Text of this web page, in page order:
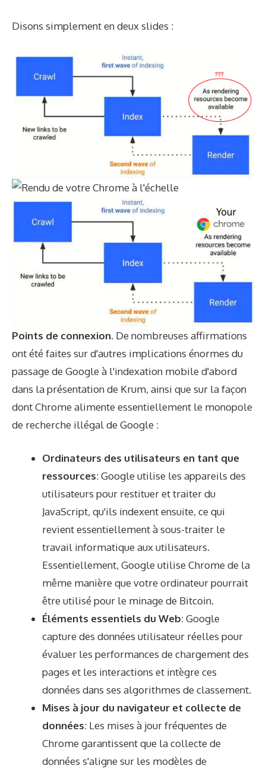
Disons simplement en deux slides :
Points de connexion. De nombreuses affirmations
ont été faites sur d'autres implications énormes du
passage de Google à l'indexation mobile d'abord
dans la présentation de Krum, ainsi que sur la façon
dont Chrome alimente essentiellement le monopole
de recherche illégal de Google :
Ordinateurs des utilisateurs en tant que
ressources: Google utilise les appareils des
utilisateurs pour restituer et traiter du
JavaScript, qu'ils indexent ensuite, ce qui
revient essentiellement à sous-traiter le
travail informatique aux utilisateurs.
Essentiellement, Google utilise Chrome de la
même manière que votre ordinateur pourrait
être utilisé pour le minage de Bitcoin.
Éléments essentiels du Web: Google
capture des données utilisateur réelles pour
évaluer les performances de chargement des
pages et les interactions et intègre ces
données dans ses algorithmes de classement.
Mises à jour du navigateur et collecte de
données: Les mises à jour fréquentes de
Chrome garantissent que la collecte de
données s'aligne sur les modèles de